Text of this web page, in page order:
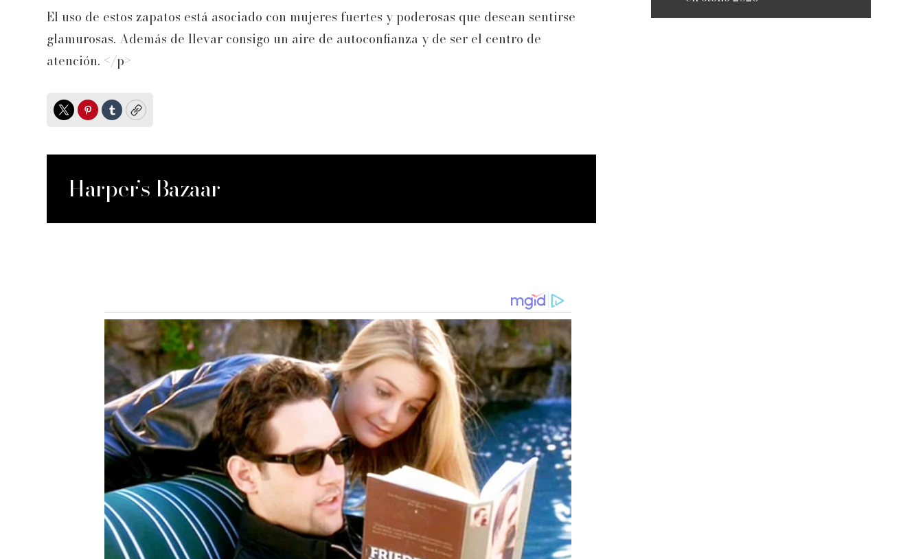
El uso de estos zapatos está asociado con mujeres fuertes y poderosas que desean sentirse
glamurosas. Además de llevar consigo un aire de autoconfianza y de ser el centro de
atención. </p>
TwitterPinterest
TumblrCopy
Harper’s Bazaar